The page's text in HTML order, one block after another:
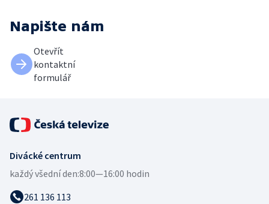
Napište nám
Otevřít
kontaktní
formulář
Divácké centrum
každý všední den:8:00—16:00 hodin
261 136 113